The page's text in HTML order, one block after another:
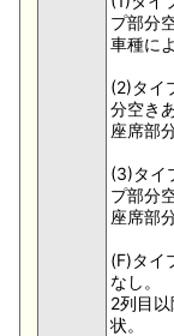
プ部分
車種に
(2)タイ
分空き
座席部
(3)タイ
プ部分
座席部
(F)タイ
なし。
2列目
状。